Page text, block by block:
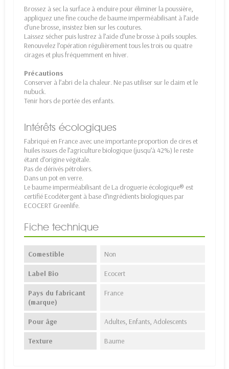
Brossez à sec la surface à enduire pour éliminer la poussière,
appliquez une fine couche de baume imperméabilisant à l’aide
d’une brosse, insistez bien sur les coutures.
Laissez sécher puis lustrez à l’aide d’une brosse à poils souples.
Renouvelez l’opération régulièrement tous les trois ou quatre
cirages et plus fréquemment en hiver.
Précautions
Conserver à l’abri de la chaleur. Ne pas utiliser sur le daim et le
nubuck.
Tenir hors de portée des enfants.
Intérêts écologiques
Fabriqué en France avec une importante proportion de cires et
huiles issues de l’agriculture biologique (jusqu’à 42%) le reste
étant d’origine végétale.
Pas de dérivés pétroliers.
Dans un pot en verre.
Le baume imperméabilisant de La droguerie écologique® est
certifié Ecodétergent à base d’ingrédients biologiques par
ECOCERT Greenlife.
Fiche technique
Comestible Non
Label Bio Ecocert
Pays du fabricant
(marque)
France
Pour âge Adultes, Enfants, Adolescents
Texture Baume